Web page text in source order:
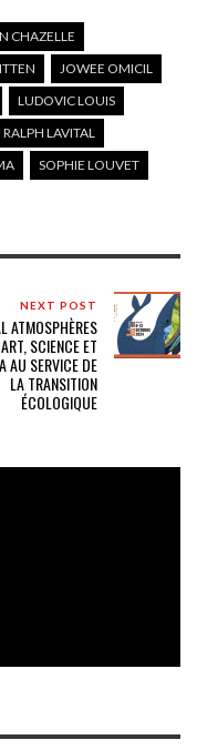
CHAZELLE
JOWEE OMICIL
LUDOVIC LOUIS
RALPH LAVITAL
SOPHIE LOUVET
NEXT POST
ATMOSPHÈRES
SCIENCE ET
AU SERVICE DE
LA TRANSITION
ÉCOLOGIQUE